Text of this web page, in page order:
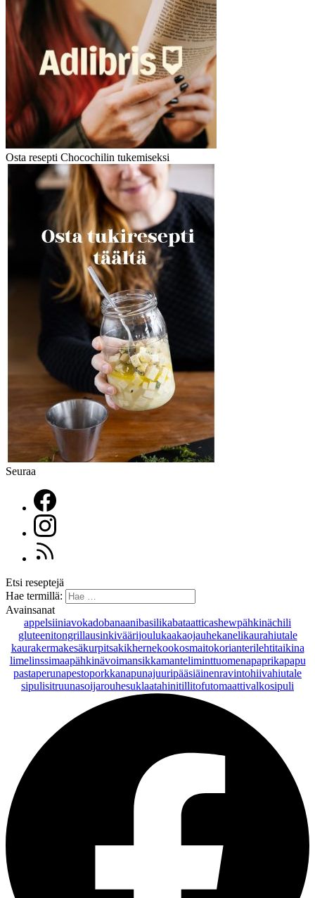
Osta resepti Chocochilin tukemiseksi
Seuraa
Etsi reseptejä
Hae termillä:
Avainsanat
appelsiiniavokadobanaanibasilikabataatticashewpähkinächili
gluteenitongrillausinkiväärijoulukaakaojauhekanelikaurahiutale
kaurakermakesäkurpitsakikhernekookosmaitokorianterilehtitaikina
limelinssimaapähkinävoimansikkamanteliminttuomenapaprikapapu
pastaperunapestoporkkanapunajuuripääsiäinenravintohiivahiutale
sipulisitruunasoijarouhesuklaatahinitillitofutomaattivalkosipuli